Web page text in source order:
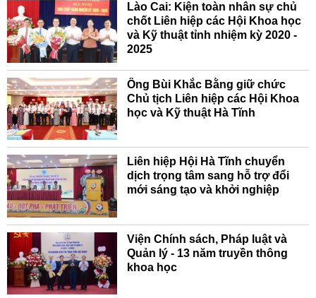
Lào Cai: Kiện toàn nhân sự chủ
chốt Liên hiệp các Hội Khoa học
và Kỹ thuật tỉnh nhiệm kỳ 2020 -
2025
Ông Bùi Khắc Bằng giữ chức
Chủ tịch Liên hiệp các Hội Khoa
học và Kỹ thuật Hà Tĩnh
Liên hiệp Hội Hà Tĩnh chuyển
dịch trọng tâm sang hỗ trợ đổi
mới sáng tạo và khởi nghiệp
Viện Chính sách, Pháp luật và
Quản lý - 13 năm truyền thông
khoa học